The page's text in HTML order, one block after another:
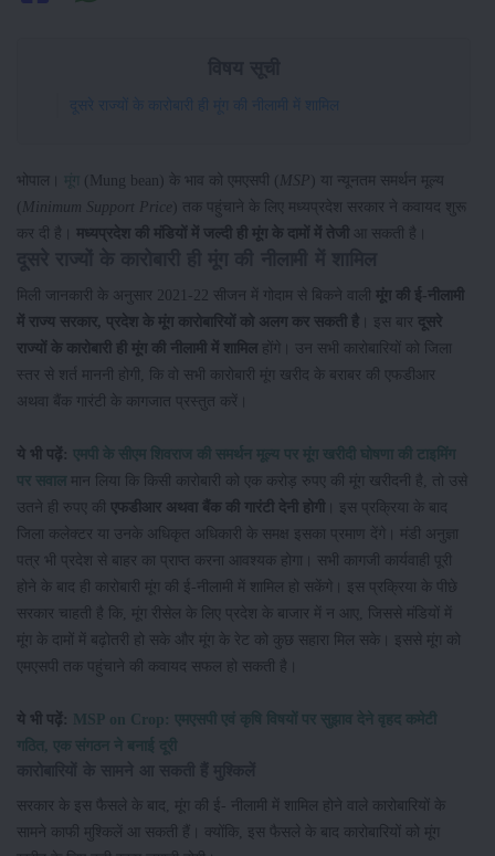
दूसरे राज्यों के कारोबारी ही मूंग की नीलामी में शामिल
भोपाल। मूंग (Mung bean) के भाव को एमएसपी ( MSP ) या न्यूनतम समर्थन मूल्य
( Minimum Support Price ) तक पहुंचाने के लिए मध्यप्रदेश सरकार ने कवायद शुरू
कर दी है। मध्यप्रदेश की मंडियों में जल्दी ही मूंग के दामों में तेजी आ सकती है।
मिली जानकारी के अनुसार 2021-22 सीजन में गोदाम से बिकने वाली मूंग की ई-नीलामी
में राज्य सरकार, प्रदेश के मूंग कारोबारियों को अलग कर सकती है । इस बार दूसरे
राज्यों के कारोबारी ही मूंग की नीलामी में शामिल होंगे। उन सभी कारोबारियों को जिला
स्तर से शर्त माननी होगी, कि वो सभी कारोबारी मूंग खरीद के बराबर की एफडीआर
अथवा बैंक गारंटी के कागजात प्रस्तुत करें।
ये भी पढ़ें: एमपी के सीएम शिवराज की समर्थन मूल्य पर मूंग खरीदी घोषणा की टाइमिंग
पर सवाल मान लिया कि किसी कारोबारी को एक करोड़ रुपए की मूंग खरीदनी है, तो उसे
उतने ही रुपए की एफडीआर अथवा बैंक की गारंटी देनी होगी
। इस प्रक्रिया के बाद
जिला कलेक्टर या उनके अधिकृत अधिकारी के समक्ष इसका प्रमाण देंगे। मंडी अनुज्ञा
पत्र भी प्रदेश से बाहर का प्राप्त करना आवश्यक होगा। सभी कागजी कार्यवाही पूरी
होने के बाद ही कारोबारी मूंग की ई-नीलामी में शामिल हो सकेंगे। इस प्रक्रिया के पीछे
सरकार चाहती है कि, मूंग रीसेल के लिए प्रदेश के बाजार में न आए, जिससे मंडियों में
मूंग के दामों में बढ़ोतरी हो सके और मूंग के रेट को कुछ सहारा मिल सके। इससे मूंग को
एमएसपी तक पहुंचाने की कवायद सफल हो सकती है।
ये भी पढ़ें:
MSP on Crop: एमएसपी एवं कृषि विषयों पर सुझाव देने वृहद कमेटी
गठित, एक संगठन ने बनाई दूरी
सरकार के इस फैसले के बाद, मूंग की ई- नीलामी में शामिल होने वाले कारोबारियों के
सामने काफी मुश्किलें आ सकती हैं। क्योंकि, इस फैसले के बाद कारोबारियों को मूंग